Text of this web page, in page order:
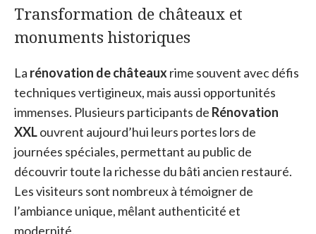
Transformation de châteaux et
monuments historiques
La rénovation de châteaux rime souvent avec défis
techniques vertigineux, mais aussi opportunités
immenses. Plusieurs participants de Rénovation
XXLouvrent aujourd’hui leurs portes lors de
journées spéciales, permettant au public de
découvrir toute la richesse du bâti ancien restauré.
Les visiteurs sont nombreux à témoigner de
l’ambiance unique, mêlant authenticité et
modernité.